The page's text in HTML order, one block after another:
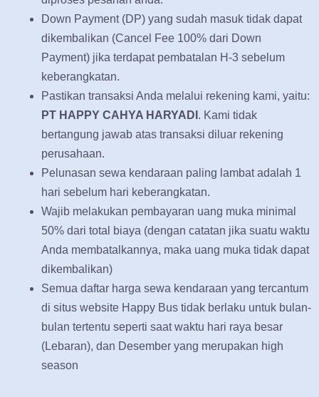
Down Payment (DP) yang sudah masuk tidak dapat
dikembalikan (Cancel Fee 100% dari Down
Payment) jika terdapat pembatalan H-3 sebelum
keberangkatan.
Pastikan transaksi Anda melalui rekening kami, yaitu:
PT HAPPY CAHYA HARYADI . Kami tidak
bertangung jawab atas transaksi diluar rekening
perusahaan.
Pelunasan sewa kendaraan paling lambat adalah 1
hari sebelum hari keberangkatan.
Wajib melakukan pembayaran uang muka minimal
50% dari total biaya (dengan catatan jika suatu waktu
Anda membatalkannya, maka uang muka tidak dapat
dikembalikan)
Semua daftar harga sewa kendaraan yang tercantum
di situs website Happy Bus tidak berlaku untuk bulan-
bulan tertentu seperti saat waktu hari raya besar
(Lebaran), dan Desember yang merupakan high
season